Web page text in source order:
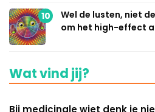
10
Wel de lusten, niet
om het high-effect
Wat vind jij?
Bij medicinale wiet denk je